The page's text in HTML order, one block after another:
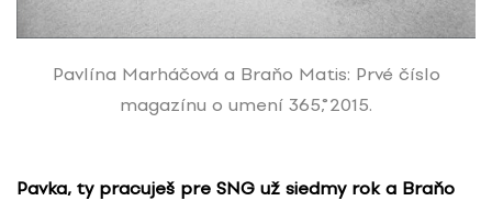
Pavlína Marháčová a Braňo Matis: Prvé číslo
magazínu o umení 365˚, 2015.
Pavka, ty pracuješ pre SNG už siedmy rok a Braňo